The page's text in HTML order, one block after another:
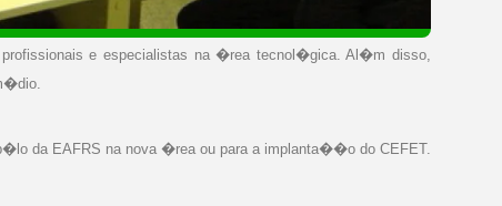
e especialistas na �rea tecnol�gica. Al�m disso,
da EAFRS na nova �rea ou para a implanta��o do CEFET.